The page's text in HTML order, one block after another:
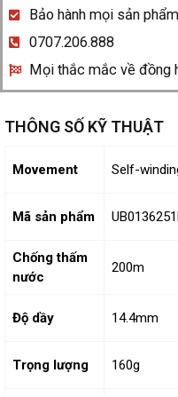
Bảo hành mọi sản
0707.206.888
Mọi thắc mắc về đồng
THÔNG SỐ KỸ THUẬT
Movement Self-
Mã sản phẩm
Chống thấm
nước
200m
Độ dầy 14.4mm
Trọng lượng 160g